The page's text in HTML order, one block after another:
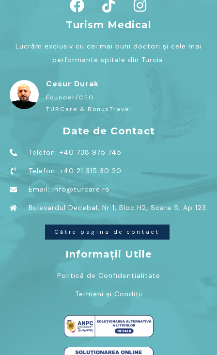
Turism Medical
Lucrăm exclusiv cu cei mai buni doctori și cele mai
performante spitale din Turcia.
Cesur Durak
Founder/CEO
TURCare & BonusTravel
Date de Contact
Telefon: +40 738 975 745
Telefon: +40 21 315 30 20
Email: info@turcare.ro
Bulevardul Decebal, Nr 1, Bloc H2, Scara 5, Ap 123
Către pagina de contact
Informații Utile
Politică de Confidentialitate
Termeni și Condiții